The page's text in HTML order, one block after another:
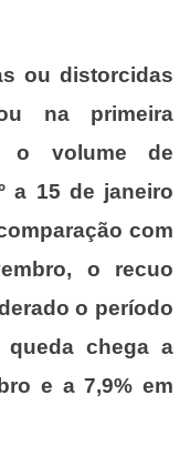
ou distorcidas
na primeira
o volume de
a 15 de janeiro
com
o recuo
o período
chega a
e a 7,9% em